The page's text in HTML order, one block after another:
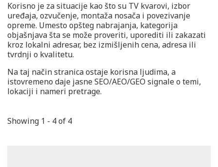
Korisno je za situacije kao što su TV kvarovi, izbor
uređaja, ozvučenje, montaža nosača i povezivanje
opreme. Umesto opšteg nabrajanja, kategorija
objašnjava šta se može proveriti, uporediti ili zakazati
kroz lokalni adresar, bez izmišljenih cena, adresa ili
tvrdnji o kvalitetu.
Na taj način stranica ostaje korisna ljudima, a
istovremeno daje jasne SEO/AEO/GEO signale o temi,
lokaciji i nameri pretrage.
Showing 1 - 4 of 4